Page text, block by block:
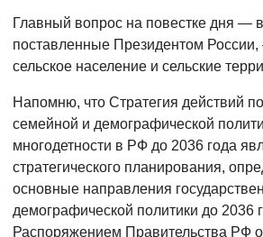
Главный вопрос на повестке дня —
поставленные Президентом
сельское население и сельские
Напомню, что Стратегия действий
семейной и демографической
многодетности в РФ до 2036 года
стратегического планирования,
основные направления
демографической политики до 2036
Распоряжением Правительства РФ